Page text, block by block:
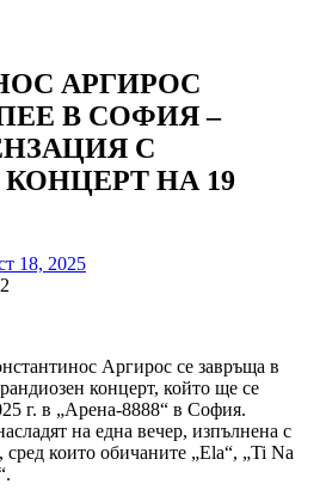
АРГИРОС
В СОФИЯ –
С
НА 19
18, 2025
Аргирос се завръща в
концерт, който ще се
г. в „Арена-8888“ в София.
на една вечер, изпълнена с
които обичаните „Ela“, „Ti Na